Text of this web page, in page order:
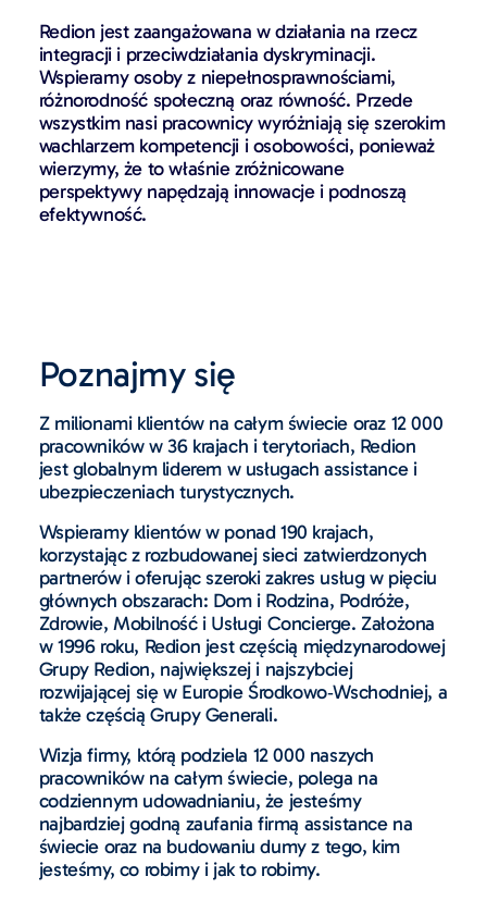
Redion jest zaangażowana w działania na rzecz
integracji i przeciwdziałania dyskryminacji.
Wspieramy osoby z niepełnosprawnościami,
różnorodność społeczną oraz równość. Przede
wszystkim nasi pracownicy wyróżniają się szerokim
wachlarzem kompetencji i osobowości, ponieważ
wierzymy, że to właśnie zróżnicowane
perspektywy napędzają innowacje i podnoszą
efektywność.
Poznajmy się
Z milionami klientów na całym świecie oraz 12 000
pracowników w 36 krajach i terytoriach, Redion
jest globalnym liderem w usługach assistance i
ubezpieczeniach turystycznych.
Wspieramy klientów w ponad 190 krajach,
korzystając z rozbudowanej sieci zatwierdzonych
partnerów i oferując szeroki zakres usług w pięciu
głównych obszarach: Dom i Rodzina, Podróże,
Zdrowie, Mobilność i Usługi Concierge. Założona
w 1996 roku, Redion jest częścią międzynarodowej
Grupy Redion, największej i najszybciej
rozwijającej się w Europie Środkowo‑Wschodniej, a
także częścią Grupy Generali.
Wizja firmy, którą podziela 12 000 naszych
pracowników na całym świecie, polega na
codziennym udowadnianiu, że jesteśmy
najbardziej godną zaufania firmą assistance na
świecie oraz na budowaniu dumy z tego, kim
jesteśmy, co robimy i jak to robimy.